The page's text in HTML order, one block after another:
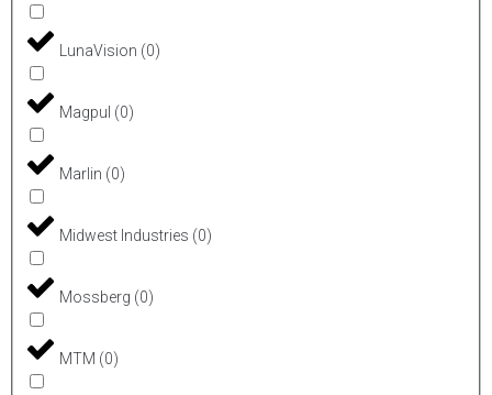
LunaVision (0)
Magpul (0)
Marlin (0)
Midwest Industries (0)
Mossberg (0)
MTM (0)